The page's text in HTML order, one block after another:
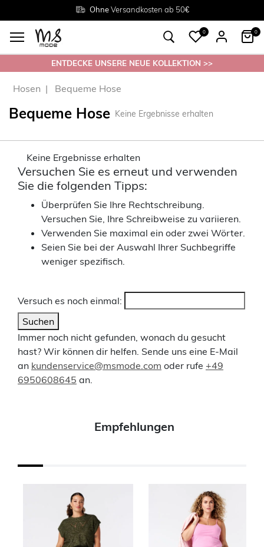
OhneVersandkosten ab 50€
Grösse38 - 54
Rückgabe innerhalb 30 Tagen
0 0
ENTDECKE UNSERE NEUE KOLLEKTION >>
Hosen Bequeme Hose
Bequeme Hose Keine Ergebnisse erhalten
Keine Ergebnisse erhalten
Versuchen Sie es erneut und verwenden
Sie die folgenden Tipps:
Überprüfen Sie Ihre Rechtschreibung.
Versuchen Sie, Ihre Schreibweise zu variieren.
Verwenden Sie maximal ein oder zwei Wörter.
Seien Sie bei der Auswahl Ihrer Suchbegriffe
weniger spezifisch.
Versuch es noch einmal:
Suchen
Immer noch nicht gefunden, wonach du gesucht
hast? Wir können dir helfen. Sende uns eine E-Mail
an kundenservice@msmode.com oder rufe +49
6950608645 an.
Empfehlungen